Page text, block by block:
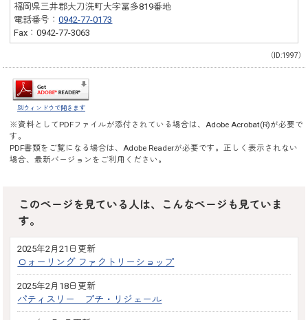
福岡県三井郡大刀洗町大字冨多819番地
電話番号：0942-77-0173
Fax：0942-77-3063
（ID:1997）
別ウィンドウで開きます
※資料としてPDFファイルが添付されている場合は、Adobe Acrobat(R)が必要で
す。
PDF書類をご覧になる場合は、Adobe Readerが必要です。正しく表示されない
場合、最新バージョンをご利用ください。
このページを見ている人は、こんなページも見ていま
す。
2025年2月21日更新
ロォーリング ファクトリーショップ
2025年2月18日更新
パティスリー プチ・リジェール